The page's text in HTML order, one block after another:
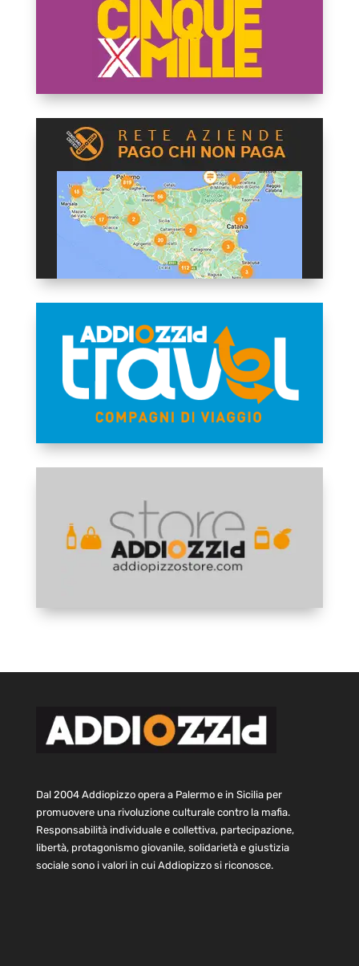
Dal 2004 Addiopizzo opera a Palermo e in Sicilia per
promuovere una rivoluzione culturale contro la mafia.
Responsabilità individuale e collettiva, partecipazione,
libertà, protagonismo giovanile, solidarietà e giustizia
sociale sono i valori in cui Addiopizzo si riconosce.